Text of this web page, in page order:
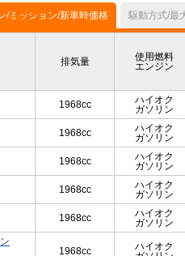
/ミッション/新車時価格 駆動方式/最
排気量
使用燃料
エンジン
1968cc
ハイオク
ガソリン
1968cc
ハイオク
ガソリン
1968cc
ハイオク
ガソリン
1968cc
ハイオク
ガソリン
1968cc
ハイオク
ガソリン
1968cc
ハイオク